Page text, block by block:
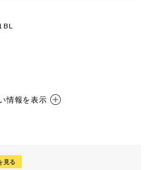
BL
情報を表示
見る